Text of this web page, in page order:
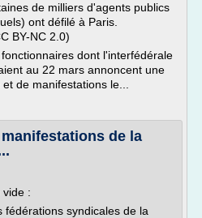
de milliers d'agents publics
ont défilé à Paris.
BY-NC 2.0)
dont l'interfédérale
au 22 mars annoncent une
de manifestations le...
de la
vide :
fédérations syndicales de la